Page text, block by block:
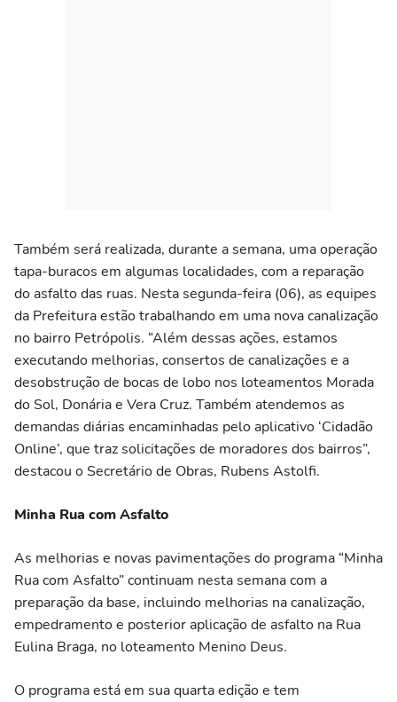
Também será realizada, durante a semana, uma operação
tapa-buracos em algumas localidades, com a reparação
do asfalto das ruas. Nesta segunda-feira (06), as equipes
da Prefeitura estão trabalhando em uma nova canalização
no bairro Petrópolis. “Além dessas ações, estamos
executando melhorias, consertos de canalizações e a
desobstrução de bocas de lobo nos loteamentos Morada
do Sol, Donária e Vera Cruz. Também atendemos as
demandas diárias encaminhadas pelo aplicativo ‘Cidadão
Online’, que traz solicitações de moradores dos bairros”,
destacou o Secretário de Obras, Rubens Astolfi.
Minha Rua com Asfalto
As melhorias e novas pavimentações do programa “Minha
Rua com Asfalto” continuam nesta semana com a
preparação da base, incluindo melhorias na canalização,
empedramento e posterior aplicação de asfalto na Rua
Eulina Braga, no loteamento Menino Deus.
O programa está em sua quarta edição e tem